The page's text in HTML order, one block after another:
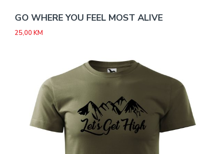
GO WHERE YOU FEEL MOST ALIVE
25,00 KM